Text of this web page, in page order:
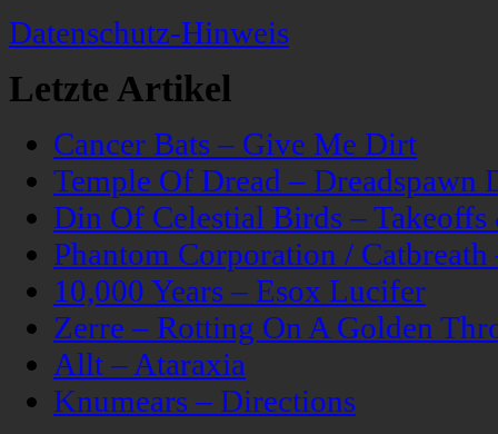
Datenschutz-Hinweis
Letzte Artikel
Cancer Bats – Give Me Dirt
Temple Of Dread – Dreadspawn
Din Of Celestial Birds –
Phantom Corporation /
10,000 Years – Esox Lucifer
Zerre – Rotting On A Golden
Allt – Ataraxia
Knumears – Directions